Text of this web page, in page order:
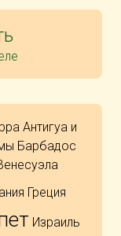
Антигуа и
Барбадос
Греция
Израиль